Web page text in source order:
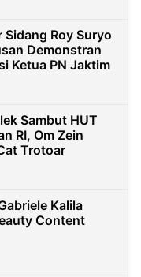
Sidang Roy Suryo
Demonstran
Ketua PN Jaktim
Sambut HUT
RI, Om Zein
Trotoar
Kalila
Content